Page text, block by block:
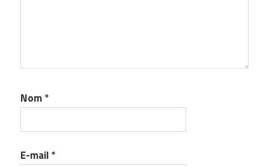
Nom*
E-mail*